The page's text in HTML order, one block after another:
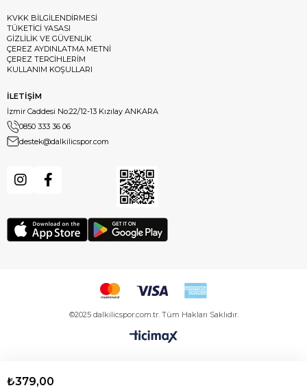
KVKK BİLGİLENDİRMESİ
TÜKETİCİ YASASI
GİZLİLİK VE GÜVENLİK
ÇEREZ AYDINLATMA METNİ
ÇEREZ TERCİHLERİM
KULLANIM KOŞULLARI
İLETİŞİM
İzmir Caddesi No:22/12-13 Kızılay ANKARA
0850 333 36 06
destek@dalkilicspor.com
©2025 dalkilicspor.com.tr. Tüm Hakları Saklıdır.
₺379,00